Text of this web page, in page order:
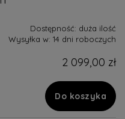
Dostępność: duża ilość
Wysyłka w: 14 dni roboczych
2 099,00 zł
Do koszyka